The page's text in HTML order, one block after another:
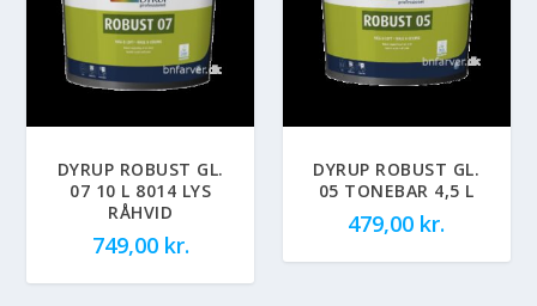
DYRUP ROBUST GL.
07 10 L 8014 LYS
RÅHVID
749,00 kr.
DYRUP ROBUST GL.
05 TONEBAR 4,5 L
479,00 kr.